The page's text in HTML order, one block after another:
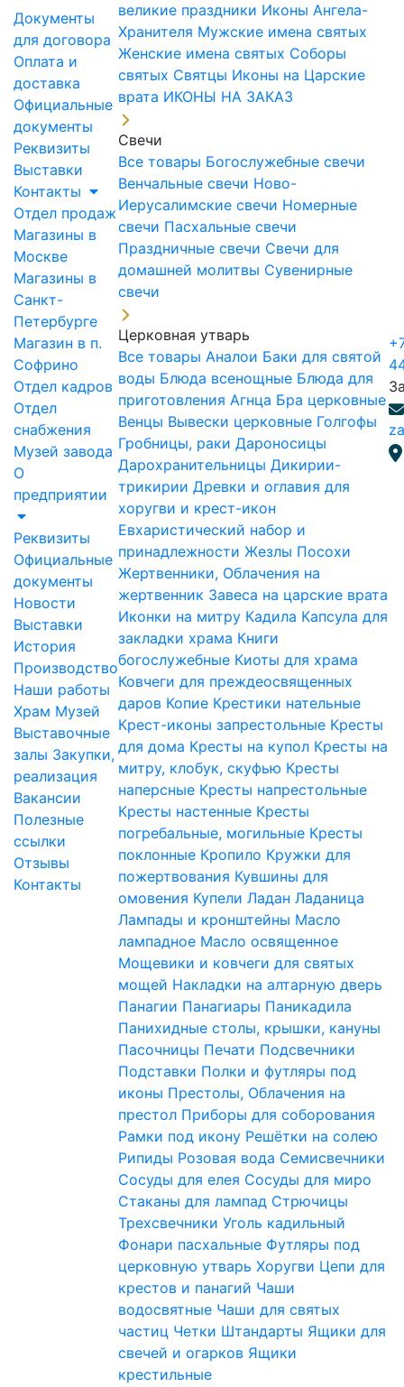
Документы
для договора
Оплата и
доставка
Официальные
документы
Реквизиты
Выставки
Контакты
Отдел продаж
Магазины в
Москве
Магазины в
Санкт-
Петербурге
Магазин в п.
Софрино
Отдел кадров
Отдел
снабжения
Музей завода
О
предприятии
Реквизиты
Официальные
документы
Новости
Выставки
История
Производство
Наши работы
Храм Музей
Выставочные
залы Закупки,
реализация
Вакансии
Полезные
ссылки
Отзывы
Контакты
великие праздники Иконы Ангела-
Хранителя Мужские имена святых
Женские имена святых Соборы
святых Святцы Иконы на Царские
врата ИКОНЫ НА ЗАКАЗ
Свечи
Все товары Богослужебные свечи
Венчальные свечи Ново-
Иерусалимские свечи Номерные
свечи Пасхальные свечи
Праздничные свечи Свечи для
домашней молитвы Сувенирные
свечи
Церковная утварь
Все товары Аналои Баки для святой
воды Блюда всенощные Блюда для
приготовления Агнца Бра церковные
Венцы Вывески церковные Голгофы
Гробницы, раки Дароносицы
Дарохранительницы Дикирии-
трикирии Древки и оглавия для
хоругви и крест-икон
Евхаристический набор и
принадлежности Жезлы Посохи
Жертвенники, Облачения на
жертвенник Завеса на царские врата
Иконки на митру Кадила Капсула для
закладки храма Книги
богослужебные Киоты для храма
Ковчеги для преждеосвященных
даров Копие Крестики нательные
Крест-иконы запрестольные Кресты
для дома Кресты на купол Кресты на
митру, клобук, скуфью Кресты
наперсные Кресты напрестольные
Кресты настенные Кресты
погребальные, могильные Кресты
поклонные Кропило Кружки для
пожертвования Кувшины для
омовения Купели Ладан Ладаница
Лампады и кронштейны Масло
лампадное Масло освященное
Мощевики и ковчеги для святых
мощей Накладки на алтарную дверь
Панагии Панагиары Паникадила
Панихидные столы, крышки, кануны
Пасочницы Печати Подсвечники
Подставки Полки и футляры под
иконы Престолы, Облачения на
престол Приборы для соборования
Рамки под икону Решётки на солею
Рипиды Розовая вода Семисвечники
Сосуды для елея Сосуды для миро
Стаканы для лампад Стрючицы
Трехсвечники Уголь кадильный
Фонари пасхальные Футляры под
церковную утварь Хоругви Цепи для
крестов и панагий Чаши
водосвятные Чаши для святых
частиц Четки Штандарты Ящики для
свечей и огарков Ящики
крестильные